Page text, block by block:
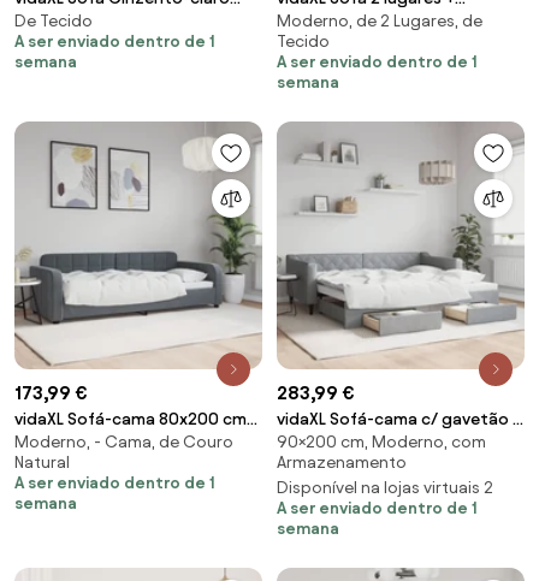
74,5 x 71 x 70,5 cm Veludo
De Tecido
A ser enviado dentro de 1
semana
almofadas decorativas 140cm
tecido cinza-claro
Moderno, de 2 Lugares, de
Tecido
A ser enviado dentro de 1
semana
173,99 €
vidaXL Sofá-cama 80x200 cm
veludo cinzento-escuro
Moderno, - Cama, de Couro
Natural
A ser enviado dentro de 1
semana
283,99 €
vidaXL Sofá-cama c/ gavetão e
gavetas 90x200 cm tecido
cinzento-claro
90×200 cm, Moderno, com
Armazenamento
Disponível na lojas virtuais 2
A ser enviado dentro de 1
semana